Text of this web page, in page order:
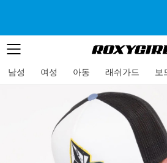
메뉴
로고
남성 여성 아동 래쉬가드 보